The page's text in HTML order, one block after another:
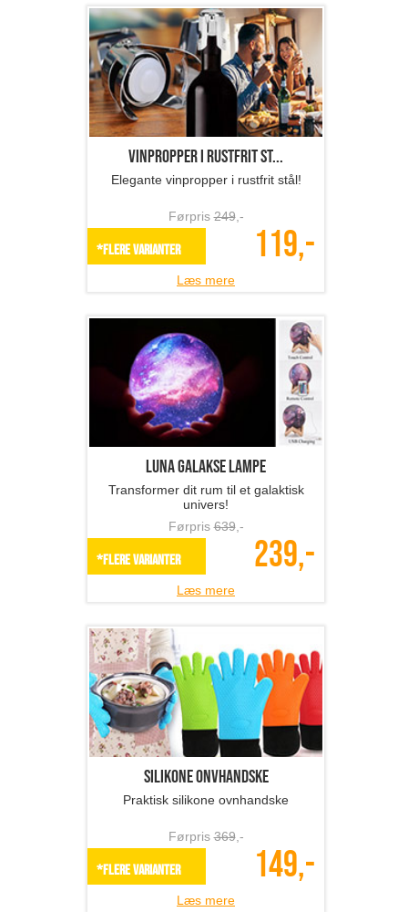
Vinpropper i rustfrit st...
Elegante vinpropper i rustfrit stål!
Førpris249,-
*Flere varianter 119,-
Læs mere
Luna Galakse lampe
Transformer dit rum til et galaktisk
univers!
Førpris639,-
*Flere varianter 239,-
Læs mere
Silikone onvhandske
Praktisk silikone ovnhandske
Førpris369,-
*Flere varianter 149,-
Læs mere